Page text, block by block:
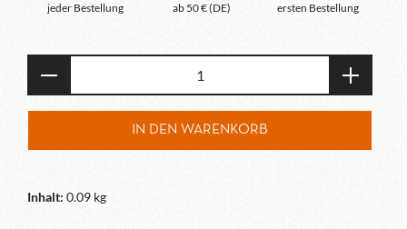
jeder Bestellung
ab 50 € (DE)
ersten Bestellung
Produkt Anzahl: Gib den gewünschten
IN DEN WARENKORB
Inhalt: 0.09 kg